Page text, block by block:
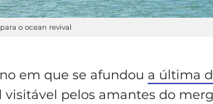
o ocean revival
em que se afundou a última
pelos amantes do